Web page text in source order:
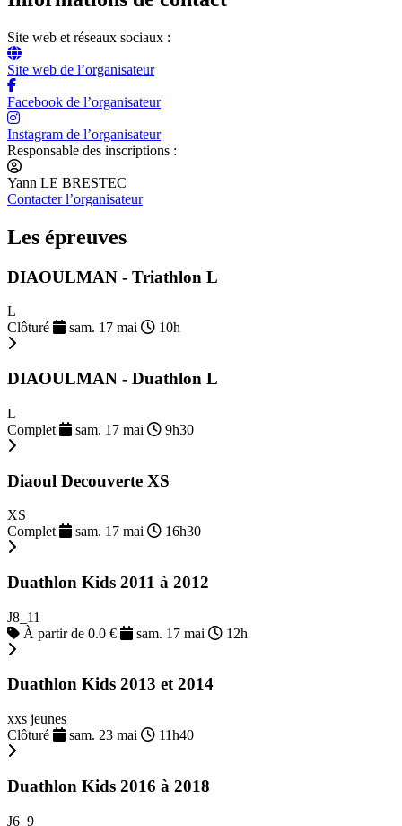
Site web et réseaux sociaux :
Site web de l’organisateur
Facebook de l’organisateur
Instagram de l’organisateur
Responsable des inscriptions :
Yann LE BRESTEC
Contacter l’organisateur
Les épreuves
DIAOULMAN - Triathlon L
L
Clôturé
sam. 17 mai 10h
DIAOULMAN - Duathlon L
L
Complet
sam. 17 mai 9h30
Diaoul Decouverte XS
XS
Complet
sam. 17 mai 16h30
Duathlon Kids 2011 à 2012
J8_11
À partir de 0.0 €
sam. 17 mai 12h
Duathlon Kids 2013 et 2014
xxs jeunes
Clôturé
sam. 23 mai 11h40
Duathlon Kids 2016 à 2018
J6_9